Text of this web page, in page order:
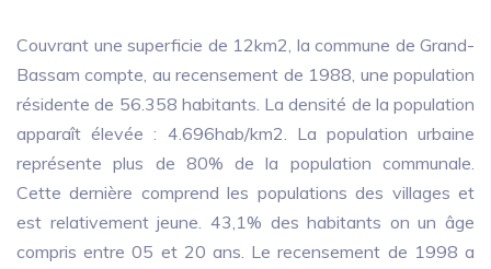
Couvrant une superficie de 12km2, la commune de Grand-
Bassam compte, au recensement de 1988, une population
résidente de 56.358 habitants. La densité de la population
apparaît élevée : 4.696hab/km2. La population urbaine
représente plus de 80% de la population communale.
Cette dernière comprend les populations des villages et
est relativement jeune. 43,1% des habitants on un âge
compris entre 05 et 20 ans. Le recensement de 1998 a